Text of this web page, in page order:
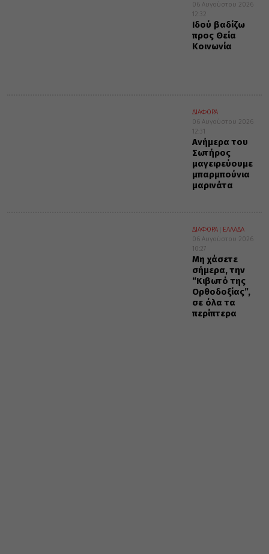
06 Αυγούστου 2026
12:32
Ιδού βαδίζω
προς Θεία
Κοινωνία
ΔΙΑΦΟΡΑ
06 Αυγούστου 2026
12:31
Ανήμερα του
Σωτήρος
μαγειρεύουμε
μπαρμπούνια
μαρινάτα
ΔΙΑΦΟΡΑ
ΕΛΛΑΔΑ
06 Αυγούστου 2026
10:27
Μη χάσετε
σήμερα, την
“Κιβωτό της
Ορθοδοξίας”,
σε όλα τα
περίπτερα